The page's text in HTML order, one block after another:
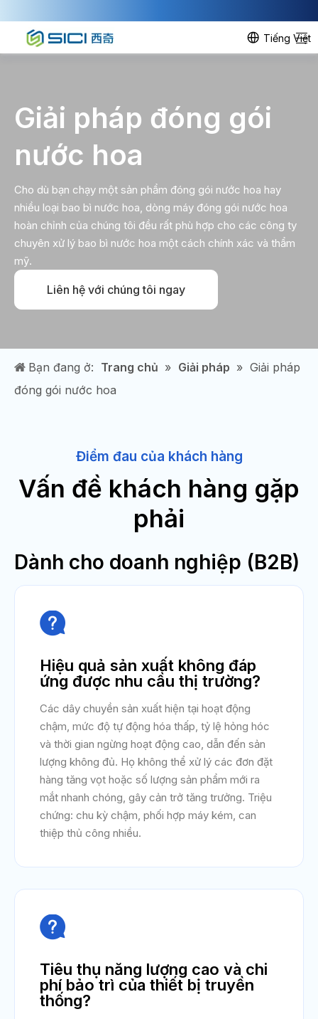
Tiếng Việt
Giải pháp đóng gói
nước hoa
Cho dù bạn chạy một sản phẩm đóng gói nước hoa hay
nhiều loại bao bì nước hoa, dòng máy đóng gói nước hoa
hoàn chỉnh của chúng tôi đều rất phù hợp cho các công ty
chuyên xử lý bao bì nước hoa một cách chính xác và thẩm
mỹ.
Liên hệ với chúng tôi ngay
Bạn đang ở: Trang chủ » Giải pháp » Giải pháp
đóng gói nước hoa
Điểm đau của khách hàng
Vấn đề khách hàng gặp
phải
Dành cho doanh nghiệp (B2B)

Hiệu quả sản xuất không đáp
ứng được nhu cầu thị trường?
Các dây chuyền sản xuất hiện tại hoạt động
chậm, mức độ tự động hóa thấp, tỷ lệ hỏng hóc
và thời gian ngừng hoạt động cao, dẫn đến sản
lượng không đủ. Họ không thể xử lý các đơn đặt
hàng tăng vọt hoặc số lượng sản phẩm mới ra
mắt nhanh chóng, gây cản trở tăng trưởng. Triệu
chứng: chu kỳ chậm, phối hợp máy kém, can
thiệp thủ công nhiều.

Tiêu thụ năng lượng cao và chi
phí bảo trì của thiết bị truyền
thống?